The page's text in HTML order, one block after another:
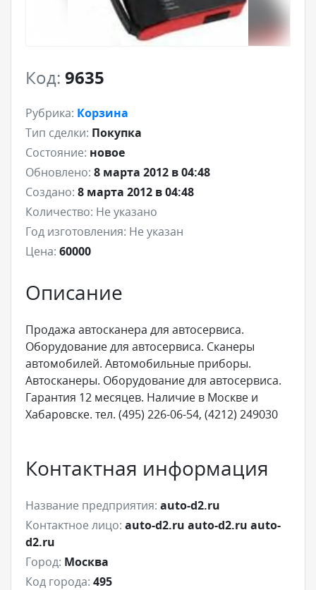
Код: 9635
Рубрика: Корзина
Тип сделки: Покупка
Состояние: новое
Обновлено: 8 марта 2012 в 04:48
Создано: 8 марта 2012 в 04:48
Количество: Не указано
Год изготовления: Не указан
Цена: 60000
Описание
Продажа автосканера для автосервиса.
Оборудование для автосервиса. Сканеры
автомобилей. Автомобильные приборы.
Автосканеры. Оборудование для автосервиса.
Гарантия 12 месяцев. Наличие в Москве и
Хабаровске. тел. (495) 226-06-54, (4212) 249030
Контактная информация
Название предприятия: auto-d2.ru
Контактное лицо: auto-d2.ru auto-d2.ru auto-
d2.ru
Город: Москва
Код города: 495